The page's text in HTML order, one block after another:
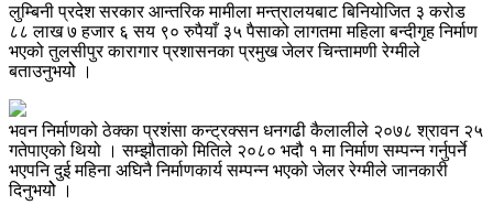
लुम्बिनी प्रदेश सरकार आन्तरिक मामीला मन्त्रालयबाट बिनियोजित ३ करोड
८८ लाख ७ हजार ६ सय ९० रुपैयाँ ३५ पैसाको लागतमा महिला बन्दीगृह निर्माण
भएको तुलसीपुर कारागार प्रशासनका प्रमुख जेलर चिन्तामणी रेग्मीले
बताउनुभयोे ।
भवन निर्माणको ठेक्का प्रशंसा कन्ट्रक्सन धनगढी कैलालीले २०७८ श्रावन २५
गतेपाएको थियो । सम्झौताको मितिले २०८० भदौ १ मा निर्माण सम्पन्न गर्नुपर्ने
भएपनि दुई महिना अघिनै निर्माणकार्य सम्पन्न भएको जेलर रेग्मीले जानकारी
दिनुभयोे ।